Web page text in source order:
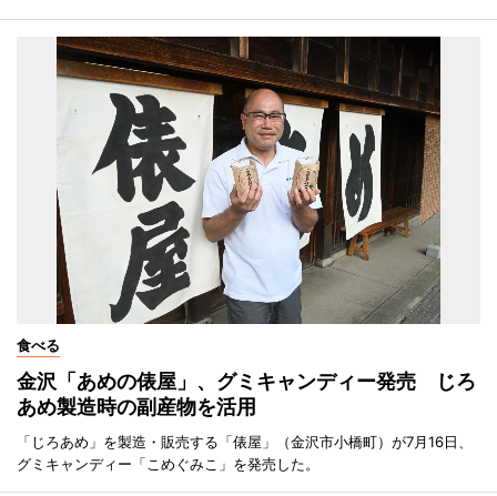
食べる
金沢「あめの俵屋」、グミキャンディー発売 じろ
あめ製造時の副産物を活用
「じろあめ」を製造・販売する「俵屋」（金沢市小橋町）が7月16日、
グミキャンディー「こめぐみこ」を発売した。